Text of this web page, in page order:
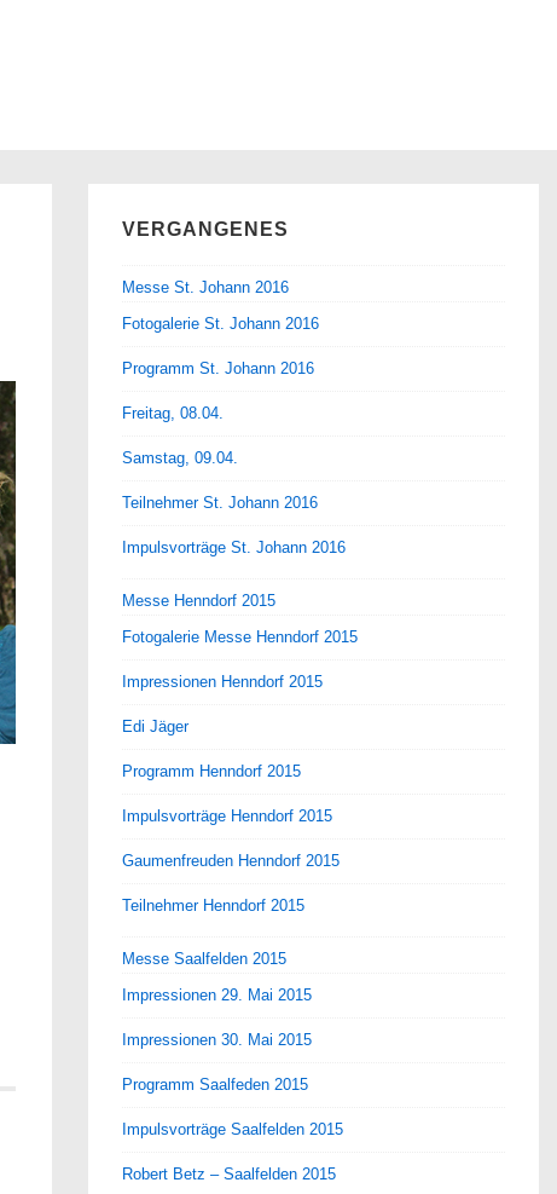
VERGANGENES
Messe St. Johann 2016
Fotogalerie St. Johann 2016
Programm St. Johann 2016
Freitag, 08.04.
Samstag, 09.04.
Teilnehmer St. Johann 2016
Impulsvorträge St. Johann 2016
Messe Henndorf 2015
Fotogalerie Messe Henndorf 2015
Impressionen Henndorf 2015
Edi Jäger
Programm Henndorf 2015
Impulsvorträge Henndorf 2015
Gaumenfreuden Henndorf 2015
Teilnehmer Henndorf 2015
Messe Saalfelden 2015
Impressionen 29. Mai 2015
Impressionen 30. Mai 2015
Programm Saalfeden 2015
Impulsvorträge Saalfelden 2015
Robert Betz – Saalfelden 2015